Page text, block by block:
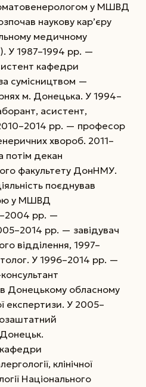
у МШВД
наукову кар’єру
медичному
У 1987–1994 рр. —
кафедри
за сумісництвом —
м. Донецька. У 1994–
асистент,
рр. — професор
хвороб. 2011–
потім декан
факультету ДонНМУ.
поєднував
у МШВД
рр. —
рр. — завідувач
відділення, 1997–
У 1996–2014 рр. —
Донецькому обласному
експертизи. У 2005–
клінічної
Національного